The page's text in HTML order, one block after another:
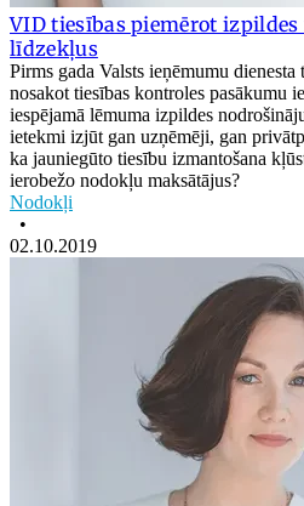
VID tiesības piemērot
līdzekļus
Pirms gada Valsts ieņēmumu dienesta
nosakot tiesības kontroles pasākumu
iespējamā lēmuma izpildes
ietekmi izjūt gan uzņēmēji, gan
ka jauniegūto tiesību izmantošana
ierobežo nodokļu maksātājus?
Nodokļi
•
02.10.2019